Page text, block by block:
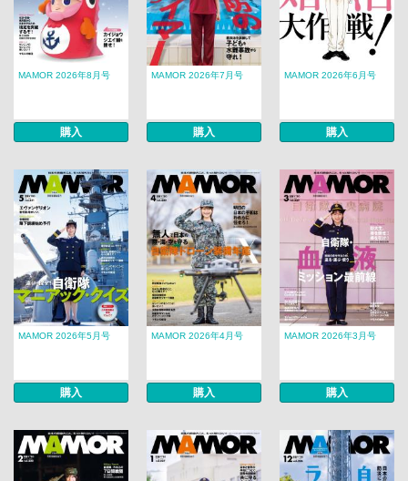
MAMOR 2026年8月号
購入
MAMOR 2026年7月号
購入
MAMOR 2026年6月号
購入
MAMOR 2026年5月号
購入
MAMOR 2026年4月号
購入
MAMOR 2026年3月号
購入